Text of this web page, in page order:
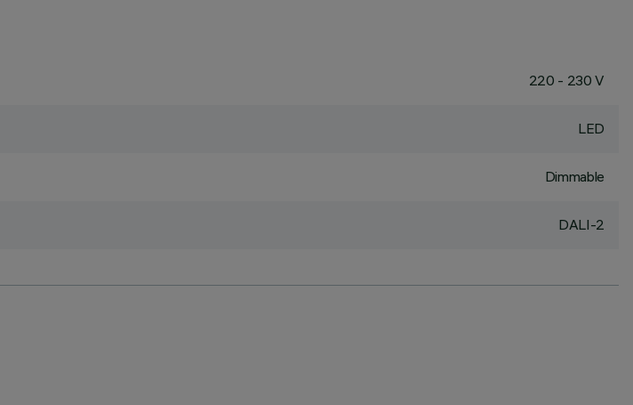
220 - 230 V
LED
Dimmable
DALI-2